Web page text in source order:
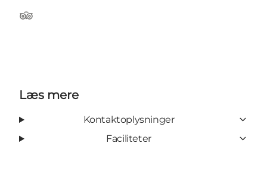
Tripadvisor
Læs mere
Kontaktoplysninger
Faciliteter